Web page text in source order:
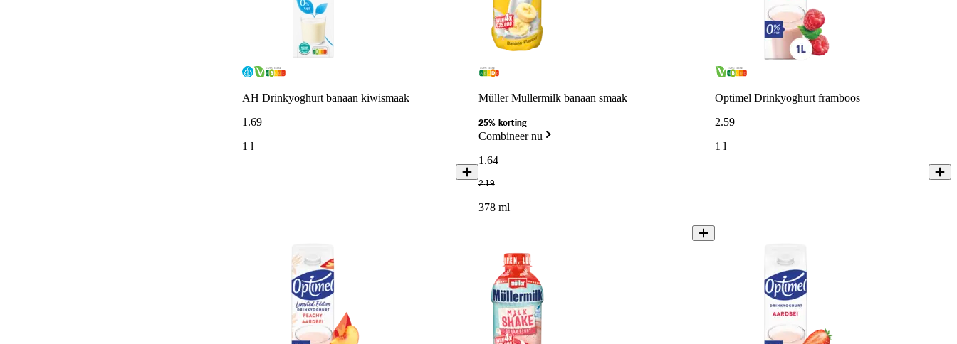
AH Drinkyoghurt banaan kiwismaak
1.69
1 l
Müller Mullermilk banaan smaak
25% korting
Combineer nu
1.64
2.19
378 ml
Optimel Drinkyoghurt framboos
2.59
1 l